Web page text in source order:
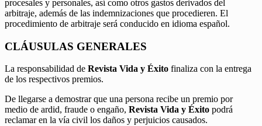
procesales y personales, así como otros gastos derivados del
arbitraje, además de las indemnizaciones que procedieren. El
procedimiento de arbitraje será conducido en idioma español.
CLÁUSULAS GENERALES
La responsabilidad de Revista Vida y Éxito finaliza con la entrega
de los respectivos premios.
De llegarse a demostrar que una persona recibe un premio por
medio de ardid, fraude o engaño, Revista Vida y Éxito podrá
reclamar en la vía civil los daños y perjuicios causados.